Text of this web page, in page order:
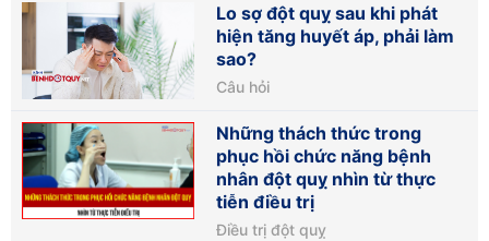
Lo sợ đột quỵ sau khi phát
hiện tăng huyết áp, phải làm
sao?
Câu hỏi
Những thách thức trong
phục hồi chức năng bệnh
nhân đột quỵ nhìn từ thực
tiễn điều trị
Điều trị đột quỵ